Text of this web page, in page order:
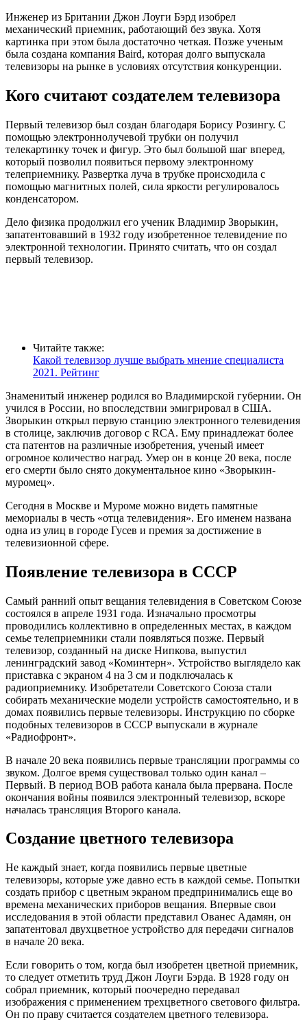
Инженер из Британии Джон Лоуги Бэрд изобрел
механический приемник, работающий без звука. Хотя
картинка при этом была достаточно четкая. Позже ученым
была создана компания Baird, которая долго выпускала
телевизоры на рынке в условиях отсутствия конкуренции.
Кого считают создателем телевизора
Первый телевизор был создан благодаря Борису Розингу. С
помощью электроннолучевой трубки он получил
телекартинку точек и фигур. Это был большой шаг вперед,
который позволил появиться первому электронному
телеприемнику. Развертка луча в трубке происходила с
помощью магнитных полей, сила яркости регулировалось
конденсатором.
Дело физика продолжил его ученик Владимир Зворыкин,
запатентовавший в 1932 году изобретенное телевидение по
электронной технологии. Принято считать, что он создал
первый телевизор.
Читайте также:
Какой телевизор лучше выбрать мнение специалиста
2021. Рейтинг
Знаменитый инженер родился во Владимирской губернии. Он
учился в России, но впоследствии эмигрировал в США.
Зворыкин открыл первую станцию электронного телевидения
в столице, заключив договор с RCA. Ему принадлежат более
ста патентов на различные изобретения, ученый имеет
огромное количество наград. Умер он в конце 20 века, после
его смерти было снято документальное кино «Зворыкин-
муромец».
Сегодня в Москве и Муроме можно видеть памятные
мемориалы в честь «отца телевидения». Его именем названа
одна из улиц в городе Гусев и премия за достижение в
телевизионной сфере.
Появление телевизора в СССР
Самый ранний опыт вещания телевидения в Советском Союзе
состоялся в апреле 1931 года. Изначально просмотры
проводились коллективно в определенных местах, в каждом
семье телеприемники стали появляться позже. Первый
телевизор, созданный на диске Нипкова, выпустил
ленинградский завод «Коминтерн». Устройство выглядело как
приставка с экраном 4 на 3 см и подключалась к
радиоприемнику. Изобретатели Советского Союза стали
собирать механические модели устройств самостоятельно, и в
домах появились первые телевизоры. Инструкцию по сборке
подобных телевизоров в СССР выпускали в журнале
«Радиофронт».
В начале 20 века появились первые трансляции программы со
звуком. Долгое время существовал только один канал –
Первый. В период ВОВ работа канала была прервана. После
окончания войны появился электронный телевизор, вскоре
началась трансляция Второго канала.
Создание цветного телевизора
Не каждый знает, когда появились первые цветные
телевизоры, которые уже давно есть в каждой семье. Попытки
создать прибор с цветным экраном предпринимались еще во
времена механических приборов вещания. Впервые свои
исследования в этой области представил Ованес Адамян, он
запатентовал двухцветное устройство для передачи сигналов
в начале 20 века.
Если говорить о том, когда был изобретен цветной приемник,
то следует отметить труд Джон Лоуги Бэрда. В 1928 году он
собрал приемник, который поочередно передавал
изображения с применением трехцветного светового фильтра.
Он по праву считается создателем цветного телевизора.